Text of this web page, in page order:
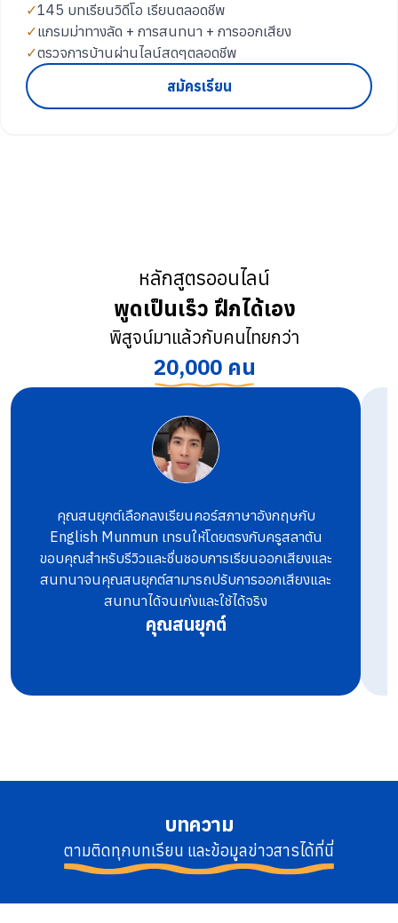
✓145 บทเรียนวิดีโอ เรียนตลอดชีพ
✓แกรมม่าทางลัด + การสนทนา + การออกเสียง
✓ตรวจการบ้านผ่านไลน์สดๆตลอดชีพ
สมัครเรียน
หลักสูตรออนไลน์
พูดเป็นเร็ว ฝึกได้เอง
พิสูจน์มาแล้วกับคนไทยกว่า
20,000 คน
คุณสนยุกต์เลือกลงเรียนคอร์สภาษาอังกฤษกับ
English Munmun เทรนให้โดยตรงกับครูสลาตัน
ขอบคุณสำหรับรีวิวและชื่นชอบการเรียนออกเสียงและ
สนทนาจนคุณสนยุกต์สามารถปรับการออกเสียงและ
สนทนาได้จนเก่งและใช้ได้จริง
คุณสนยุกต์
บทความ
ตามติดทุกบทเรียน และข้อมูลข่าวสารได้ที่นี่